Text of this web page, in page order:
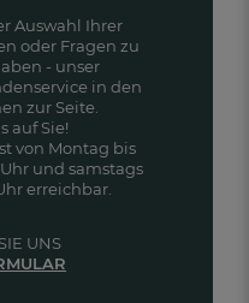
Auswahl Ihrer
oder Fragen zu
- unser
in den
zur Seite.
auf Sie!
von Montag bis
und samstags
erreichbar.
UNS